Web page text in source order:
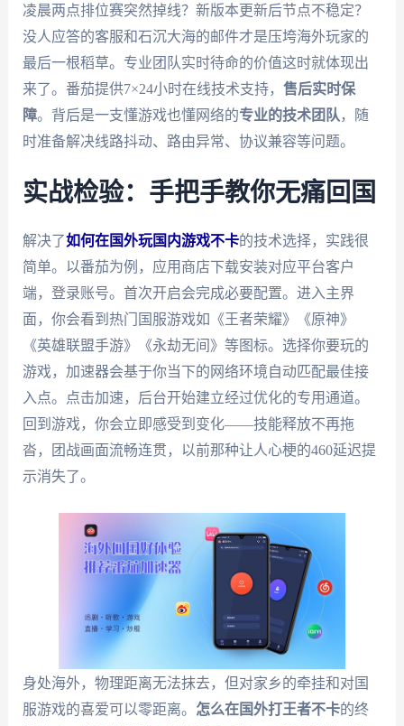
凌晨两点排位赛突然掉线？新版本更新后节点不稳定？
没人应答的客服和石沉大海的邮件才是压垮海外玩家的
最后一根稻草。专业团队实时待命的价值这时就体现出
来了。番茄提供7×24小时在线技术支持， 售后实时保
障。背后是一支懂游戏也懂网络的专业的技术团队 ，随
时准备解决线路抖动、路由异常、协议兼容等问题。
实战检验：手把手教你无痛回国
解决了如何在国外玩国内游戏不卡的技术选择，实践很
简单。以番茄为例，应用商店下载安装对应平台客户
端，登录账号。首次开启会完成必要配置。进入主界
面，你会看到热门国服游戏如《王者荣耀》《原神》
《英雄联盟手游》《永劫无间》等图标。选择你要玩的
游戏，加速器会基于你当下的网络环境自动匹配最佳接
入点。点击加速，后台开始建立经过优化的专用通道。
回到游戏，你会立即感受到变化——技能释放不再拖
沓，团战画面流畅连贯，以前那种让人心梗的460延迟提
示消失了。
身处海外，物理距离无法抹去，但对家乡的牵挂和对国
服游戏的喜爱可以零距离。 怎么在国外打王者不卡的终